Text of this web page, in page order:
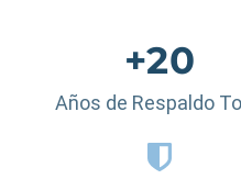
+20
Años de Respaldo